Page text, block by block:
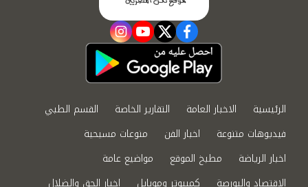
facebook
twitter
youtube
instagram
الرئيسية الاخبار العامة التقارير الخاصة
القسم الطبي
فيديوهات متنوعة
اخبار الفن
منوعات مسيحية
اخبار الرياضة
مطبخ الموقع
مواضيع عامة
الاقتصاد والبورصة
كمبيوتر وموبايل اخبار الحق والضلال